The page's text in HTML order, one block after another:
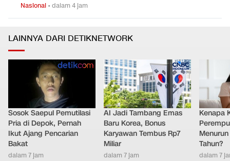
Nasional •dalam 4 jam
LAINNYA DARI DETIKNETWORK
Sosok Saepul Pemutilasi
Pria di Depok, Pernah
Ikut Ajang Pencarian
Bakat
dalam 7 jam
AI Jadi Tambang Emas
Baru Korea, Bonus
Karyawan Tembus Rp7
Miliar
dalam 7 jam
Kenapa
Tahun?
dalam 7